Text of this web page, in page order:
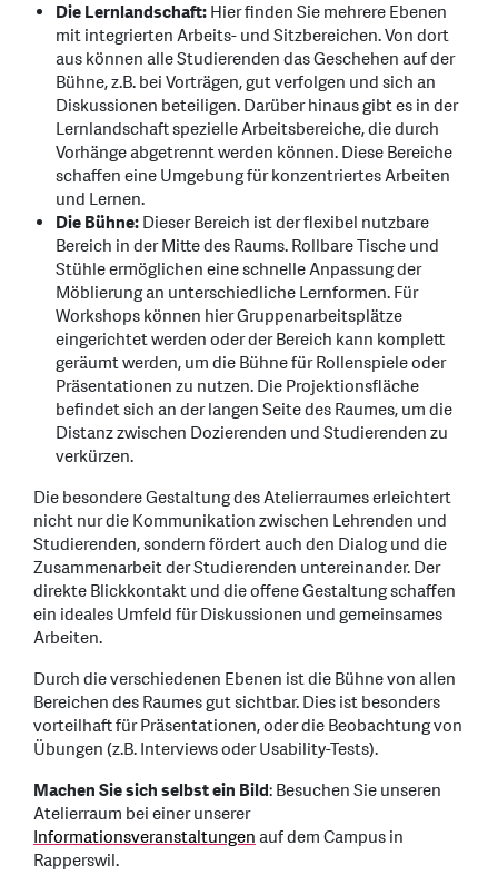
Die Lernlandschaft:Hier finden Sie mehrere Ebenen
mit integrierten Arbeits- und Sitzbereichen. Von dort
aus können alle Studierenden das Geschehen auf der
Bühne, z.B. bei Vorträgen, gut verfolgen und sich an
Diskussionen beteiligen. Darüber hinaus gibt es in der
Lernlandschaft spezielle Arbeitsbereiche, die durch
Vorhänge abgetrennt werden können. Diese Bereiche
schaffen eine Umgebung für konzentriertes Arbeiten
und Lernen.
Die Bühne:Dieser Bereich ist der flexibel nutzbare
Bereich in der Mitte des Raums. Rollbare Tische und
Stühle ermöglichen eine schnelle Anpassung der
Möblierung an unterschiedliche Lernformen. Für
Workshops können hier Gruppenarbeitsplätze
eingerichtet werden oder der Bereich kann komplett
geräumt werden, um die Bühne für Rollenspiele oder
Präsentationen zu nutzen. Die Projektionsfläche
befindet sich an der langen Seite des Raumes, um die
Distanz zwischen Dozierenden und Studierenden zu
verkürzen.
Die besondere Gestaltung des Atelierraumes erleichtert
nicht nur die Kommunikation zwischen Lehrenden und
Studierenden, sondern fördert auch den Dialog und die
Zusammenarbeit der Studierenden untereinander. Der
direkte Blickkontakt und die offene Gestaltung schaffen
ein ideales Umfeld für Diskussionen und gemeinsames
Arbeiten.
Durch die verschiedenen Ebenen ist die Bühne von allen
Bereichen des Raumes gut sichtbar. Dies ist besonders
vorteilhaft für Präsentationen, oder die Beobachtung von
Übungen (z.B. Interviews oder Usability-Tests).
Machen Sie sich selbst ein Bild: Besuchen Sie unseren
Atelierraum bei einer unserer
Informationsveranstaltungenauf dem Campus in
Rapperswil.